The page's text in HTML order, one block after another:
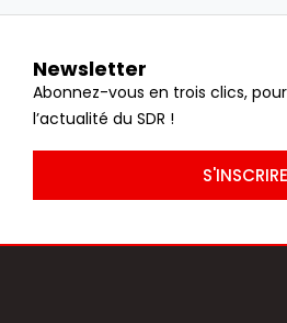
Newsletter
Abonnez-vous en trois clics,
l’actualité du SDR !
S'INSCRIRE